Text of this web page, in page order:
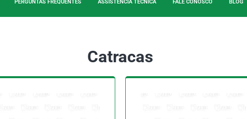
PERGUNTAS FREQUENTES ASSISTÊNCIA TÉCNICA FALE CONOSCO BLOG
Catracas